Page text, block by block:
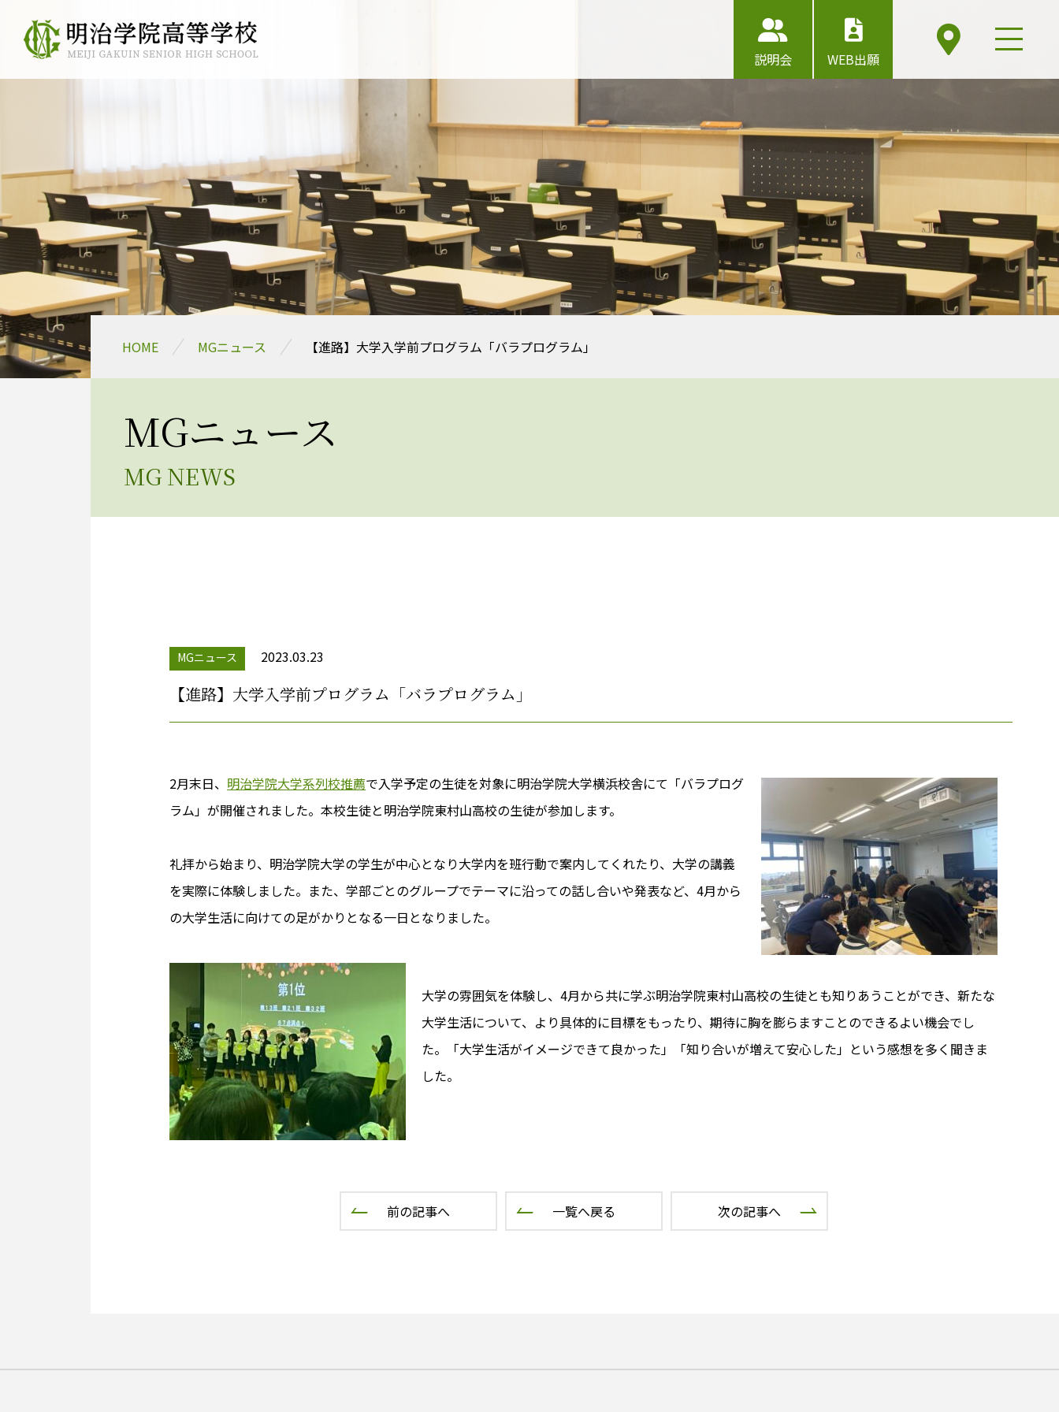
説明会 WEB出願
HOME MGニュース 【進路】大学入学前プログラム「バラプログラム」
MGニュース
MG NEWS
MGニュース 2023.03.23
【進路】大学入学前プログラム「バラプログラム」
2月末日、 明治学院大学系列校推薦で入学予定の生徒を対象に明治学院大学横浜校舎にて「バラプログ
ラム」が開催されました。本校生徒と明治学院東村山高校の生徒が参加します。
礼拝から始まり、明治学院大学の学生が中心となり大学内を班行動で案内してくれたり、大学の講義
を実際に体験しました。また、学部ごとのグループでテーマに沿っての話し合いや発表など、4月から
の大学生活に向けての足がかりとなる一日となりました。
大学の雰囲気を体験し、4月から共に学ぶ明治学院東村山高校の生徒とも知りあうことができ、新たな
大学生活について、より具体的に目標をもったり、期待に胸を膨らますことのできるよい機会でし
た。「大学生活がイメージできて良かった」「知り合いが増えて安心した」という感想を多く聞きま
した。
前の記事へ 一覧へ戻る 次の記事へ